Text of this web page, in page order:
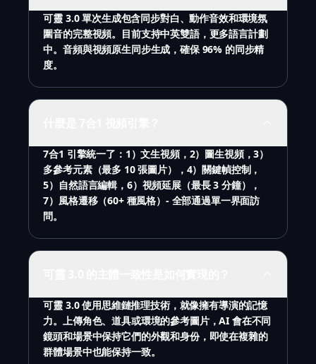
可靈 3.0 單次生成包含同步對白、動作音效和環境氛
圍音的完整視頻。目前支持中英雙語，更多語言計劃
中。音頻與視頻原生同步生成，確保 96% 的同步精
度。
7合1 引擎統一了：1）文生視頻，2）圖生視頻，3）
多參考元素（最多 10 張圖片），4）關鍵幀控制，
5）自然語言編輯，6）視頻延展（最長 3 分鐘），
7）風格遷移（60+ 種風格）- 全部通過單一界面訪
問。
可靈 3.0 使用思維鏈推理技術，就像擁有導演的記憶
力。上傳角色、道具或環境的參考圖片，AI 會在不同
鏡頭和場景中保持它們的外觀和身份，即使在複雜的
群體場景中也能保持一致。